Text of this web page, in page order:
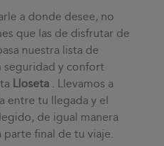
a donde desee, no
que las de disfrutar de
nuestra lista de
seguridad y confort
Lloseta . Llevamos a
entre tu llegada y el
de igual manera
parte final de tu viaje.